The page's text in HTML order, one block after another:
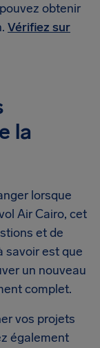
obtenir
Vérifiez sur
la
lorsque
Air Cairo, cet
et de
savoir est que
un nouveau
complet.
vos projets
également